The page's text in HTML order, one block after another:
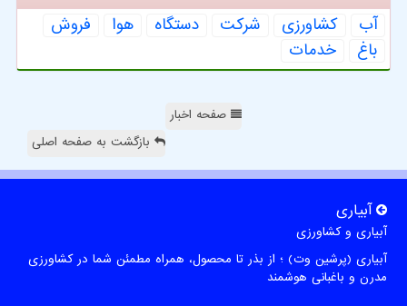
آب كشاورزی شركت دستگاه هوا
فروش
باغ
خدمات
صفحه اخبار
بازگشت به صفحه اصلی
آبیاری
آبیاری و کشاورزی
آبیاری (پرشین وت) ؛ از بذر تا محصول، همراه مطمئن شما در کشاورزی
مدرن و باغبانی هوشمند